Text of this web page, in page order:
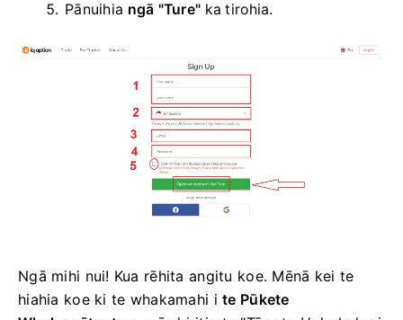
Pānuihia ngā "Ture" ka tirohia.
Ngā mihi nui! Kua rēhita angitu koe. Mēnā kei te
hiahia koe ki te whakamahi ite Pūkete